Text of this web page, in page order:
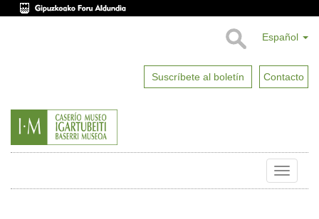
Español
Suscríbete al boletín Contacto
Toggle